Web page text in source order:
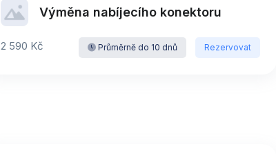
Výměna nabíjecího konektoru
2 590 Kč Průměrně do 10 dnů Rezervovat